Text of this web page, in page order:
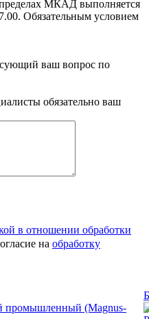
МКАД выполняется
Обязательным условием
ваш вопрос по
обязательно ваш
в отношении обработки
на обработку